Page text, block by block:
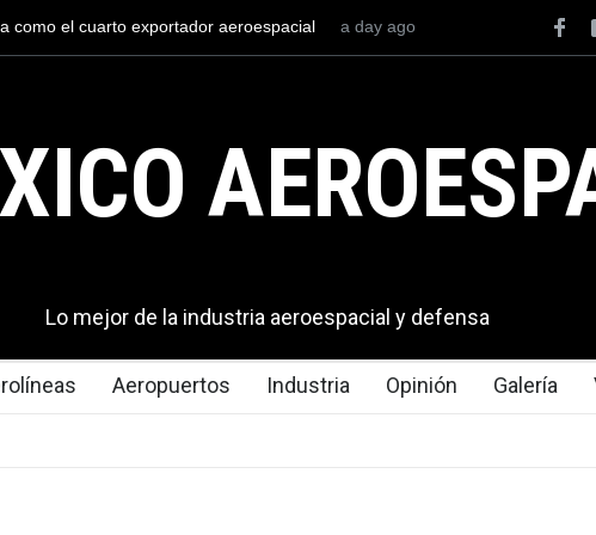
mexicana construirá 32 BUQUES para la
La mayor lección
a day ago
Lo mejor de la industria aeroespacial y defensa
Aeropuertos Industria Opinión Galería